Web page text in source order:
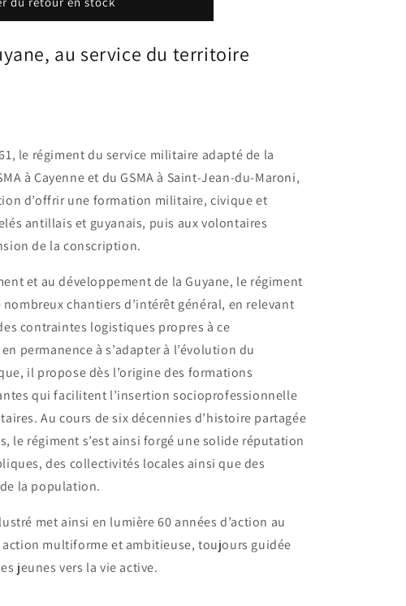
au service du territoire
le régiment du service militaire adapté de la
à Cayenne et du GSMA à Saint-Jean-du-Maroni,
d’offrir une formation militaire, civique et
antillais et guyanais, puis aux volontaires
de la conscription.
et au développement de la Guyane, le régiment
chantiers d’intérêt général, en relevant
contraintes logistiques propres à ce
permanence à s’adapter à l’évolution du
il propose dès l’origine des formations
qui facilitent l’insertion socioprofessionnelle
Au cours de six décennies d’histoire partagée
le régiment s’est ainsi forgé une solide réputation
des collectivités locales ainsi que des
la population.
met ainsi en lumière 60 années d’action au
multiforme et ambitieuse, toujours guidée
jeunes vers la vie active.